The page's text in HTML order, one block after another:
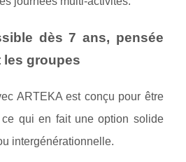
dès 7 ans, pensée
les groupes
ARTEKA est conçu pour être
ce qui en fait une option solide
intergénérationnelle.